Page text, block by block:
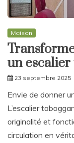
Maison
un escalier
23 septembre 2025
Envie de donner
L’escalier
originalité et
circulation en